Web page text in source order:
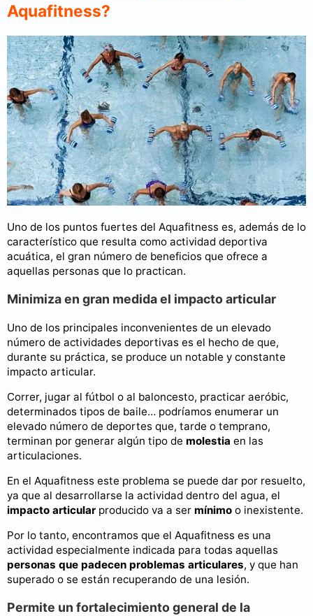
Aquafitness?
Uno de los puntos fuertes del Aquafitness es, además de lo
característico que resulta como actividad deportiva
acuática, el gran número de beneficios que ofrece a
aquellas personas que lo practican.
Minimiza en gran medida el impacto articular
Uno de los principales inconvenientes de un elevado
número de actividades deportivas es el hecho de que,
durante su práctica, se produce un notable y constante
impacto articular.
Correr, jugar al fútbol o al baloncesto, practicar aeróbic,
determinados tipos de baile… podríamos enumerar un
elevado número de deportes que, tarde o temprano,
terminan por generar algún tipo de molestia en las
articulaciones.
En el Aquafitness este problema se puede dar por resuelto,
ya que al desarrollarse la actividad dentro del agua, el
impacto articular producido va a ser mínimo o inexistente.
Por lo tanto, encontramos que el Aquafitness es una
actividad especialmente indicada para todas aquellas
personas que padecen problemas articulares, y que han
superado o se están recuperando de una lesión.
Permite un fortalecimiento general de la